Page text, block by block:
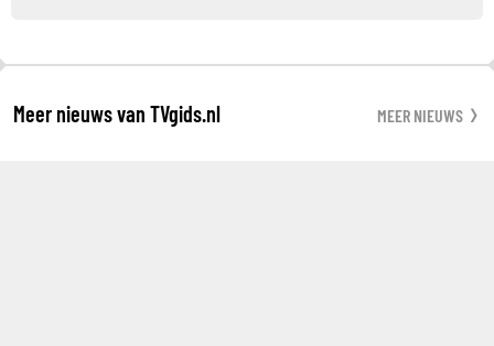
Meer nieuws van TVgids.nl MEER NIEUWS